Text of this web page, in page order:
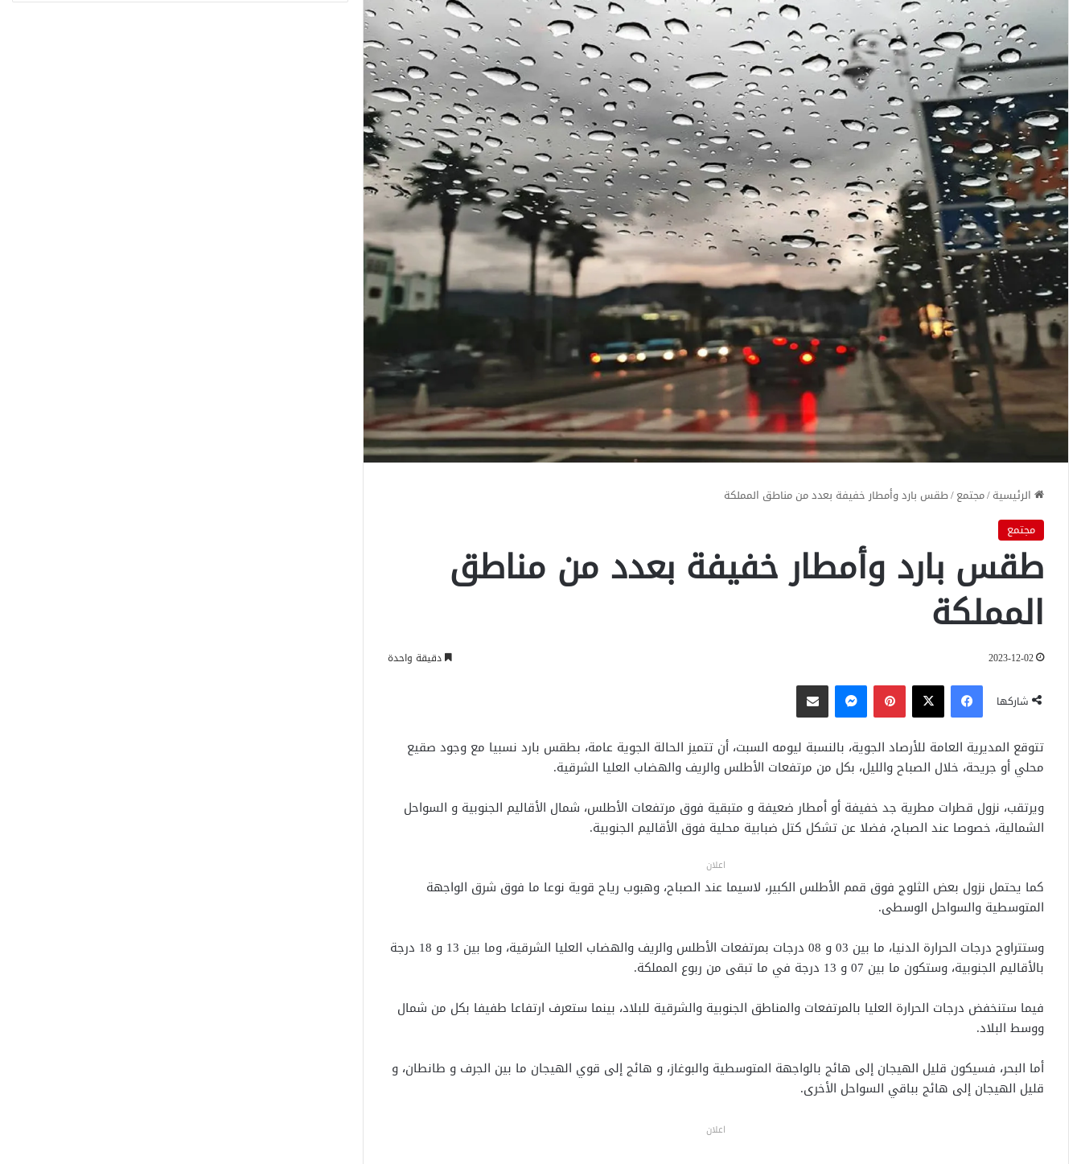
الرئيسية/مجتمع/طقس بارد وأمطار خفيفة بعدد من مناطق المملكة
مجتمع
طقس بارد وأمطار خفيفة بعدد من مناطق
المملكة
2023-12-02 دقيقة واحدة
شاركها
فيسبوك ‫X بينتيريست
تتوقع المديرية العامة للأرصاد الجوية، بالنسبة ليومه السبت، أن تتميز الحالة الجوية عامة، بطقس بارد نسبيا مع وجود صقيع
محلي أو جريحة، خلال الصباح والليل، بكل من مرتفعات الأطلس والريف والهضاب العليا الشرقية.
ويرتقب، نزول قطرات مطرية جد خفيفة أو أمطار ضعيفة و متبقية فوق مرتفعات الأطلس، شمال الأقاليم الجنوبية و السواحل
الشمالية، خصوصا عند الصباح، فضلا عن تشكل كتل ضبابية محلية فوق الأقاليم الجنوبية.
اعلان
كما يحتمل نزول بعض الثلوج فوق قمم الأطلس الكبير، لاسيما عند الصباح، وهبوب رياح قوية نوعا ما فوق شرق الواجهة
المتوسطية والسواحل الوسطى.
وستتراوح درجات الحرارة الدنيا، ما بين 03 و 08 درجات بمرتفعات الأطلس والريف والهضاب العليا الشرقية، وما بين 13 و 18 درجة
بالأقاليم الجنوبية، وستكون ما بين 07 و 13 درجة في ما تبقى من ربوع المملكة.
فيما ستنخفض درجات الحرارة العليا بالمرتفعات والمناطق الجنوبية والشرقية للبلاد، بينما ستعرف ارتفاعا طفيفا بكل من شمال
ووسط البلاد.
أما البحر، فسيكون قليل الهيجان إلى هائج بالواجهة المتوسطية والبوغاز، و هائج إلى قوي الهيجان ما بين الجرف و طانطان، و
قليل الهيجان إلى هائج بباقي السواحل الأخرى.
اعلان